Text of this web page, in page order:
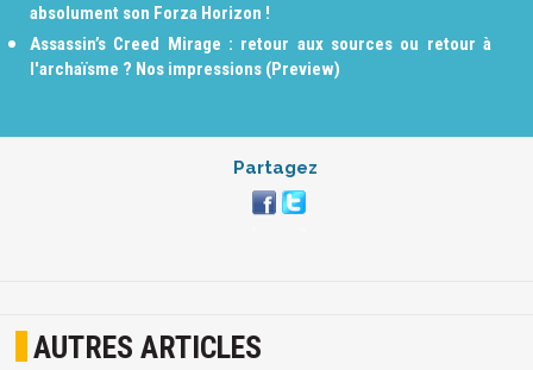
absolument son Forza Horizon !
Assassin’s Creed Mirage : retour aux sources ou retour à
l'archaïsme ? Nos impressions (Preview)
Partagez
AUTRES ARTICLES